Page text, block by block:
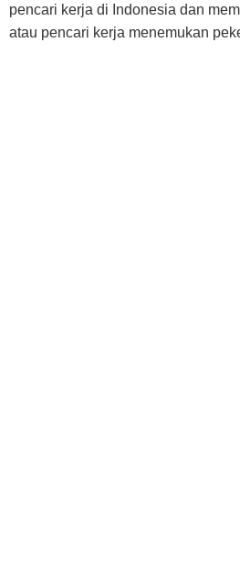
pencari kerja di Indonesia dan
atau pencari kerja menemukan